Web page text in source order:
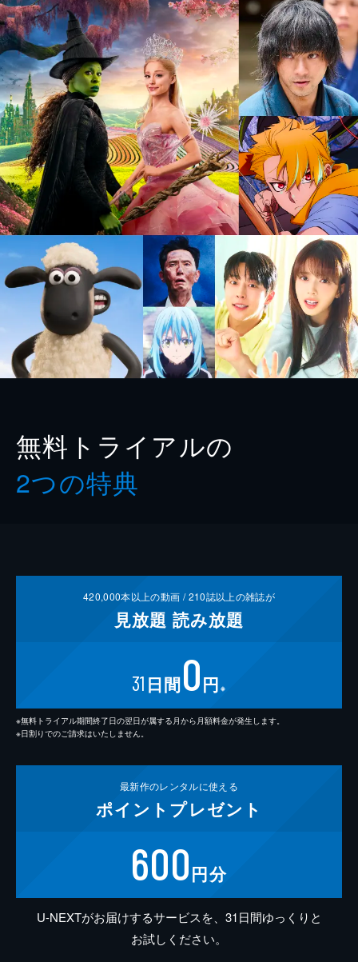
無料トライアルの
2つの特典
420,000本以上の動画 /210誌以上の雑誌が
見放題 読み放題
31 日間0円 ※
※無料トライアル期間終了日の翌日が属する月から月額料金が発生します。
※日割りでのご請求はいたしません。
最新作のレンタルに使える
ポイント プレゼント
600円分
U-NEXTがお届けするサービスを、31日間ゆっくりと
お試しください。